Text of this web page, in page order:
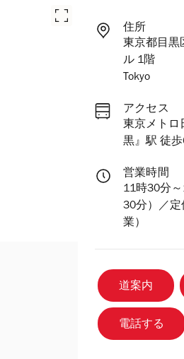
住所
東京都目黒
ル 1階
Tokyo
アクセス
東京メトロ
黒』駅 徒
営業時間
11時30分
30分）／定
業）
道案内
電話する